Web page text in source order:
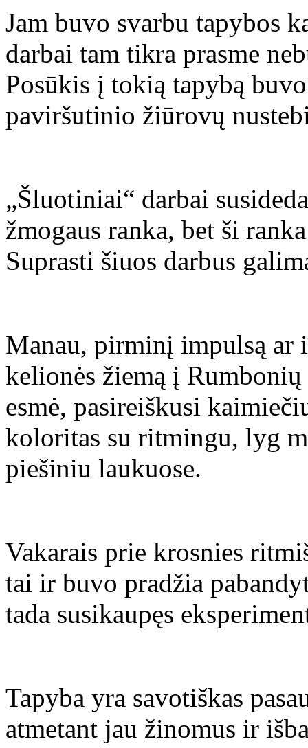
Jam buvo svarbu tapybos
darbai tam tikra prasme
Posūkis į tokią tapybą
paviršutinio žiūrovų
„Šluotiniai“ darbai
žmogaus ranka, bet ši
Suprasti šiuos darbus
Manau, pirminį impulsą ar
kelionės žiemą į
esmė, pasireiškusi
koloritas su ritmingu, lyg
piešiniu laukuose.
Vakarais prie krosnies
tai ir buvo pradžia
tada susikaupęs
Tapyba yra savotiškas
atmetant jau žinomus ir